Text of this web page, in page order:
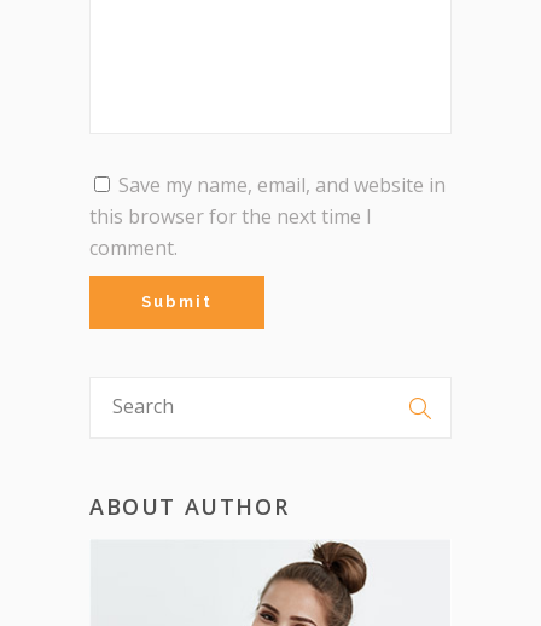
Save my name, email, and website in
this browser for the next time I
comment.
ABOUT AUTHOR